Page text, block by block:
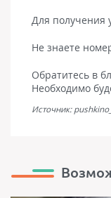
Для получения
Не знаете
Обратитесь в
Необходимо
Источник: